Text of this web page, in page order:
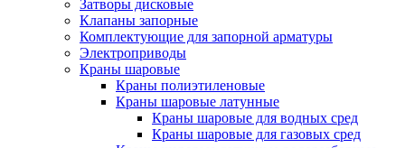
Затворы дисковые
Клапаны запорные
Комплектующие для запорной арматуры
Электроприводы
Краны шаровые
Краны полиэтиленовые
Краны шаровые латунные
Краны шаровые для водных сред
Краны шаровые для газовых сред